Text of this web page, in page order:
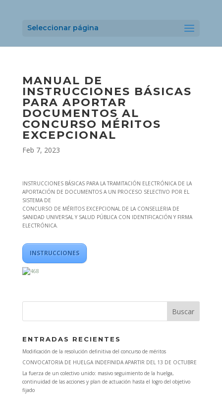
Seleccionar página
MANUAL DE
INSTRUCCIONES BÁSICAS
PARA APORTAR
DOCUMENTOS AL
CONCURSO MÉRITOS
EXCEPCIONAL
Feb 7, 2023
INSTRUCCIONES BÁSICAS PARA LA TRAMITACIÓN ELECTRÓNICA DE LA
APORTACIÓN DE DOCUMENTOS A UN PROCESO SELECTIVO POR EL
SISTEMA DE
CONCURSO DE MÉRITOS EXCEPCIONAL DE LA CONSELLERIA DE
SANIDAD UNIVERSAL Y SALUD PÚBLICA CON IDENTIFICACIÓN Y FIRMA
ELECTRÓNICA.
INSTRUCCIONES
ENTRADAS RECIENTES
Modificación de la resolución definitiva del concurso de méritos
CONVOCATORIA DE HUELGA INDEFINIDA APARTIR DEL 13 DE OCTUBRE
La fuerza de un colectivo unido: masivo seguimiento de la huelga,
continuidad de las acciones y plan de actuación hasta el logro del objetivo
fijado